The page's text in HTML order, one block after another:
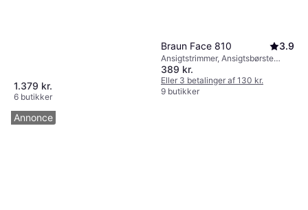
1.379 kr.
6 butikker
Braun Face 810 3.9
Ansigtstrimmer, Ansigtsbørste
(tilbehør), Udskifteligt hoved,
Vaskbar, Rengøringsbørste
389 kr.
Eller 3 betalinger af 130 kr.
9 butikker
Annonce